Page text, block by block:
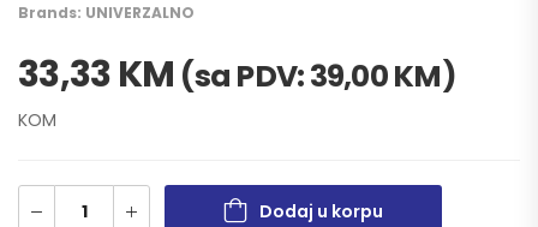
Brands: UNIVERZALNO
33,33KM (sa PDV:39,00KM)
KOM
Dodaj u korpu